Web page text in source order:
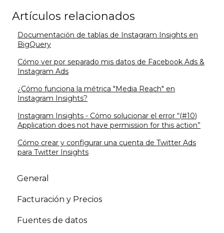
Artículos relacionados
Documentación de tablas de Instagram Insights en
BigQuery
Cómo ver por separado mis datos de Facebook Ads &
Instagram Ads
¿Cómo funciona la métrica "Media Reach" en
Instagram Insights?
Instagram Insights - Cómo solucionar el error “(#10)
Application does not have permission for this action”
Cómo crear y configurar una cuenta de Twitter Ads
para Twitter Insights
General
Facturación y Precios
Fuentes de datos